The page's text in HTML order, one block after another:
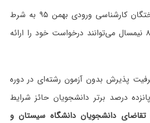
دانش آموختگان کارشناسی ورودی بهمن ۹۵ به شرط
دانش آموختگی در ۸ نیمسال می‌توانند درخواست خود را ارائه
پذیرش بدون آزمون رشته‌ای در دوره
درصد برتر دانشجویان حائز شرایط
تقاضای دانشجویان دانشگاه سیستان و